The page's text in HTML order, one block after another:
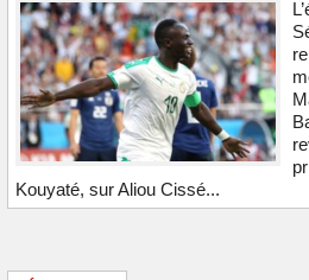
Kouyaté, sur Aliou Cissé...